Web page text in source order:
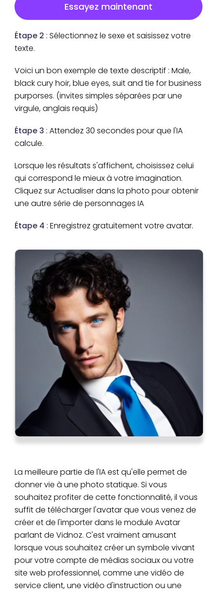
Essayez maintenant
Étape 2 : Sélectionnez le sexe et saisissez votre
texte.
Voici un bon exemple de texte descriptif : Male,
black cury hoir, blue eyes, suit and tie for business
purporses. (invites simples séparées par une
virgule, anglais requis)
Étape 3 : Attendez 30 secondes pour que l'IA
calcule.
Lorsque les résultats s'affichent, choisissez celui
qui correspond le mieux à votre imagination.
Cliquez sur Actualiser dans la photo pour obtenir
une autre série de personnages IA
Étape 4 : Enregistrez gratuitement votre avatar.
La meilleure partie de l'IA est qu'elle permet de
donner vie à une photo statique. Si vous
souhaitez profiter de cette fonctionnalité, il vous
suffit de télécharger l'avatar que vous venez de
créer et de l'importer dans le module Avatar
parlant de Vidnoz. C'est vraiment amusant
lorsque vous souhaitez créer un symbole vivant
pour votre compte de médias sociaux ou votre
site web professionnel, comme une vidéo de
service client, une vidéo d'instruction ou une